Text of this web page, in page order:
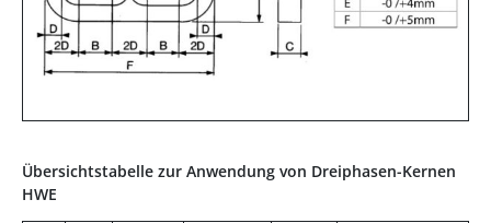
Übersichtstabelle zur Anwendung von Dreiphasen-Kernen
HWE